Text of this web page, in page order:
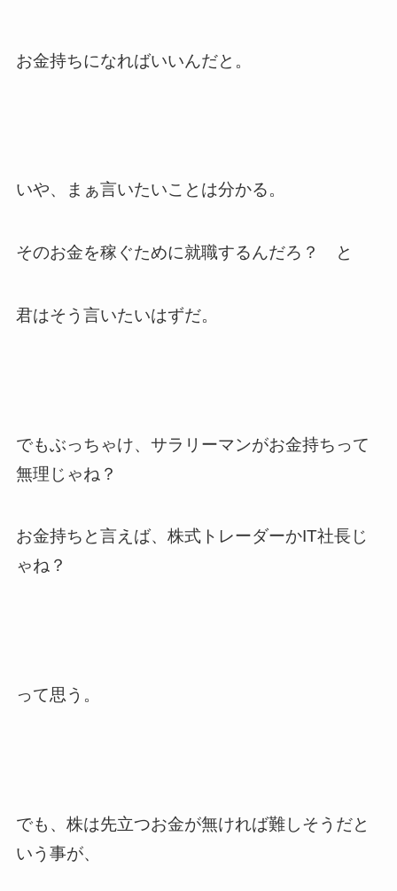
お金持ちになればいいんだと。
いや、まぁ言いたいことは分かる。
そのお金を稼ぐために就職するんだろ？ と
君はそう言いたいはずだ。
でもぶっちゃけ、サラリーマンがお金持ちって
無理じゃね？
お金持ちと言えば、株式トレーダーかIT社長じ
ゃね？
って思う。
でも、株は先立つお金が無ければ難しそうだと
いう事が、